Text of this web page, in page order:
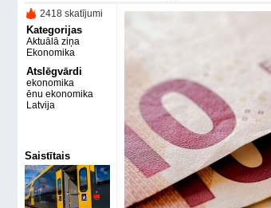
2418 skatījumi
Kategorijas
Aktuālā ziņa
Ekonomika
Atslēgvārdi
ekonomika
ēnu ekonomika
Latvija
Saistītais